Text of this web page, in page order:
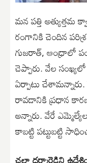
మన పత్తి అత్యుత్తమ
రంగానికి చెందిన
గుజరాత్, ఆంధ్రాలో
చెప్పారు. వేల సంఖ్యలో
ఏర్పాటు చేశామన్నారు.
రావడానికి ప్రధాన
అన్నారు. వేరే
కాబట్టి పట్టుబట్టి